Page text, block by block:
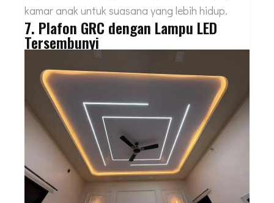
kamar anak untuk suasana yang lebih hidup.
7. Plafon GRC dengan Lampu LED
Tersembunyi